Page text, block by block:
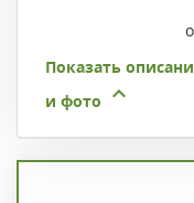
Показать
и фото